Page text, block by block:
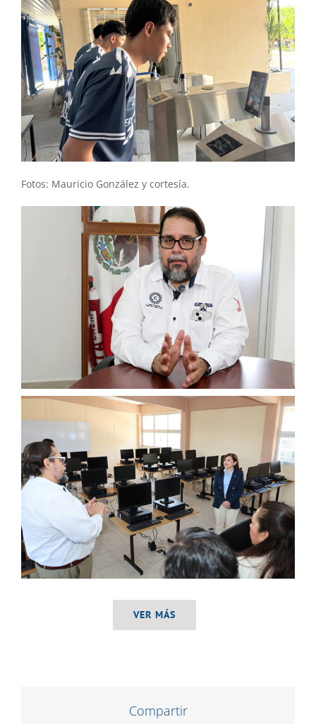
Fotos: Mauricio González y cortesía.
VER MÁS
Compartir